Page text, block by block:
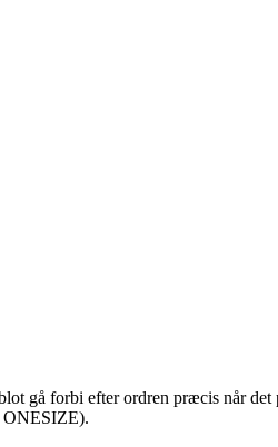
gå forbi efter ordren præcis når det
ONESIZE).